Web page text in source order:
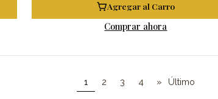
Agregar al Carro
Comprar ahora
1 2 3 4 » Último